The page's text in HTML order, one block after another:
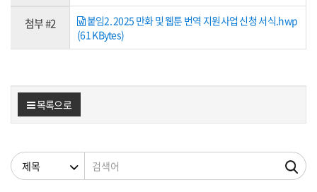
첨부 #2
붙임2. 2025 만화 및 웹툰 번역 지원사업 신청 서식.hwp
(61 KBytes)
목록으로
검색조건 검색어